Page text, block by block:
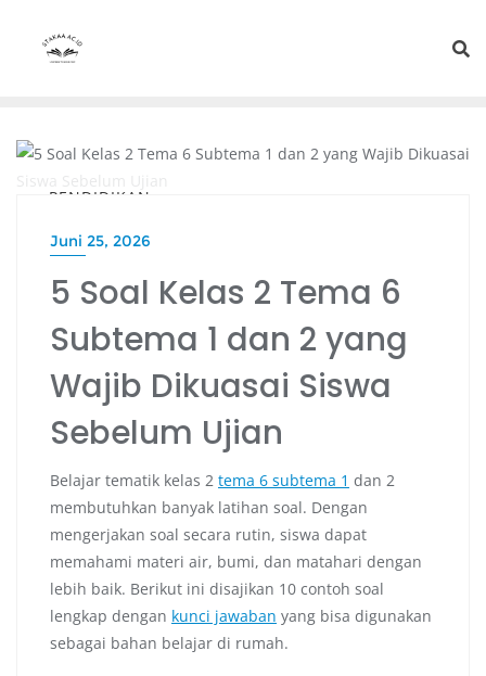
PENDIDIKAN
Juni 25, 2026
5 Soal Kelas 2 Tema 6
Subtema 1 dan 2 yang
Wajib Dikuasai Siswa
Sebelum Ujian
Belajar tematik kelas 2 tema 6 subtema 1 dan 2
membutuhkan banyak latihan soal. Dengan
mengerjakan soal secara rutin, siswa dapat
memahami materi air, bumi, dan matahari dengan
lebih baik. Berikut ini disajikan 10 contoh soal
lengkap dengan kunci jawaban yang bisa digunakan
sebagai bahan belajar di rumah.